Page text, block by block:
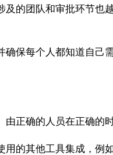
的团队和审批环节也
保每个人都知道自己
正确的人员在正确的
的其他工具集成，例